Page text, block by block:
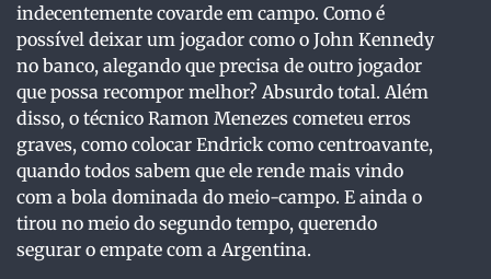
indecentemente covarde em campo. Como é
possível deixar um jogador como o John Kennedy
no banco, alegando que precisa de outro jogador
que possa recompor melhor? Absurdo total. Além
disso, o técnico Ramon Menezes cometeu erros
graves, como colocar Endrick como centroavante,
quando todos sabem que ele rende mais vindo
com a bola dominada do meio-campo. E ainda o
tirou no meio do segundo tempo, querendo
segurar o empate com a Argentina.